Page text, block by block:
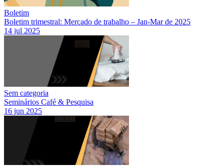
Boletim
Boletim trimestral: Mercado de trabalho – Jan-Mar de 2025
14 jul 2025
Sem categoria
Seminários Café & Pesquisa
16 jun 2025